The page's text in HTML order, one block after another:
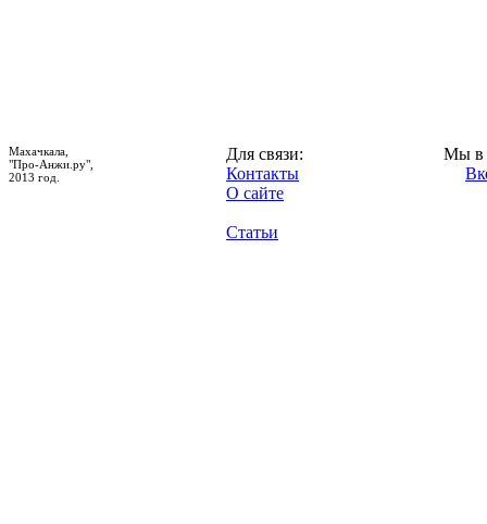
Махачкала,
"Про-Анжи.ру",
2013 год.
Для связи:
Контакты
О сайте
Статьи
Мы в